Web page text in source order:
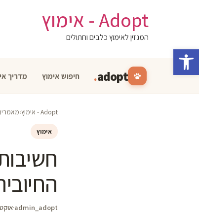
פתח סרגל נגישות
Adopt - אימוץ
המגזין לאימוץ כלבים וחתולים
adopt
. חיפוש אימוץ מדריך
Adopt - אימוץ ›
אימוץ
admin_adopt
·